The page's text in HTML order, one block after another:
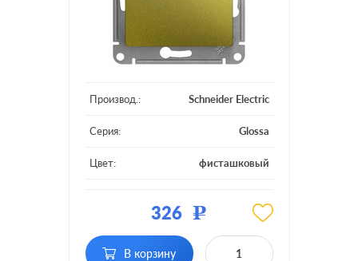
Производ.: Schneider Electric
Серия: Glossa
Цвет: фисташковый
326 Р
В корзину